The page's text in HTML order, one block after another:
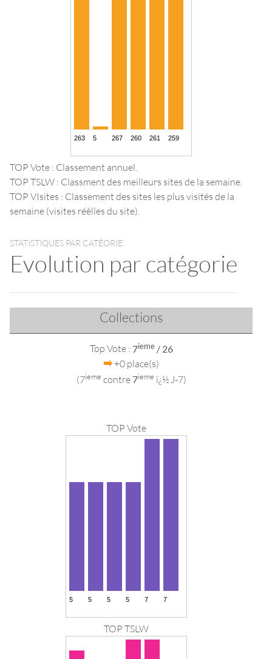
TOP Vote : Classement annuel.
TOP TSLW : Classment des meilleurs sites de la semaine.
TOP VIsites : Classement des sites les plus visités de la
semaine (visites réèlles du site).
STATISTIQUES PAR CATÉORIE
Evolution par catégorie
Collections
Top Vote : 7ieme/ 26
+0 place(s)
(7ieme contre 7ieme ï¿½ J-7)
TOP Vote
TOP TSLW